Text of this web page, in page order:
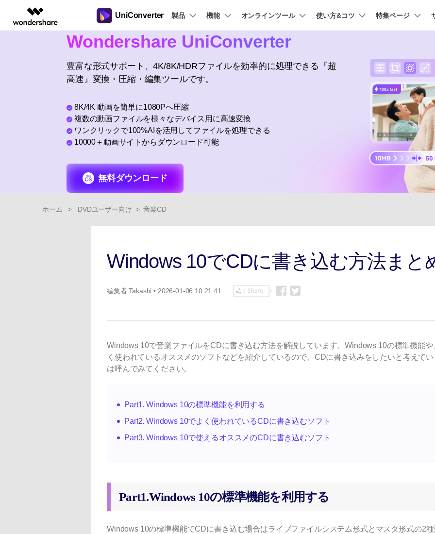
製品
AI動画・画像・音楽ジェネレーター
オールインワンAI生成プラットフォーム
作図＆製図
EdrawMax
EdrawMind
マインドマップソフト
PDF編集 データ
データ復
Repairit
動画・写
Dr.Fone
スマート
スマホ
Wondershare製品一覧
法人・教育・パートナー
概要
法人向け
学生・教員向け
パートナープログ
ラム
ソリューション
PDF ソリューション
PDFelement
作図＆製図 動画編集＆変換
UniConverter
企業情報 プラン＆価格
UniConverter 製品
UniConverter-動画変換ソフト
機能
音声をテキストに
音声ファイルや動画ファイルを正
確かつ便利にテキストに変換
動画変換
【簡単】複数の動画ファイルを
様々なデバイス用に高速変換
AI 画像補正 >
シーン検出 >
>
透かし編集 >
ボイスチェンジャー
オンラインツール
オンライン動画圧縮ツール
オンライン動画変換ツール
動画・音声・画像の無料変換
Hot
使い方&コツ
操作ガイド
Windowsユーザー向け
ガイドビデオ
特集ページ
多機能ビデオ処理ソフト
Wondershare UniConverter
豊富な形式サポート、4K/8K/HDRファイルを効率的に処理できる『超
高速』変換・圧縮・編集ツールです。
8K/4K 動画を簡単に1080Pへ圧縮
複数の動画ファイルを様々なデバイス用に高速変換
ワンクリックで100%AIを活用してファイルを処理できる
10000＋動画サイトからダウンロード可能
無料ダウンロード
ホーム > DVDユーザー向け > 音楽CD
Windows 10でCDに書き込む方法まと
編集者Takashi • 2026-01-06 10:21:41
Windows 10で音楽ファイルをCDに書き込む方法を解説しています。Windows 10の標準機能や
く使われているオススメのソフトなどを紹介しているので、CDに書き込みをしたいと考えて
は呼んでみてください。
Part1. Windows 10の標準機能を利用する
Part2. Windows 10でよく使われているCDに書き込むソフト
Part3. Windows 10で使えるオススメのCDに書き込むソフト
Part1.Windows 10の標準機能を利用する
Windows 10の標準機能でCDに書き込む場合はライブファイルシステム形式とマスタ形式の2